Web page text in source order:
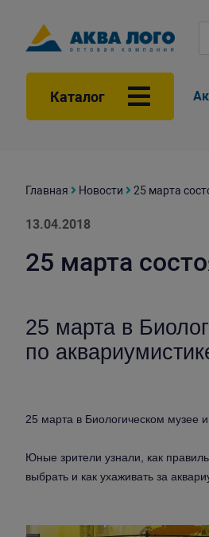
Каталог
Главная Новости 25 марта
13.04.2018
25 марта
25 марта в
по
25 марта в Биологическом музее
Юные зрители узнали, как
выбрать и как ухаживать за